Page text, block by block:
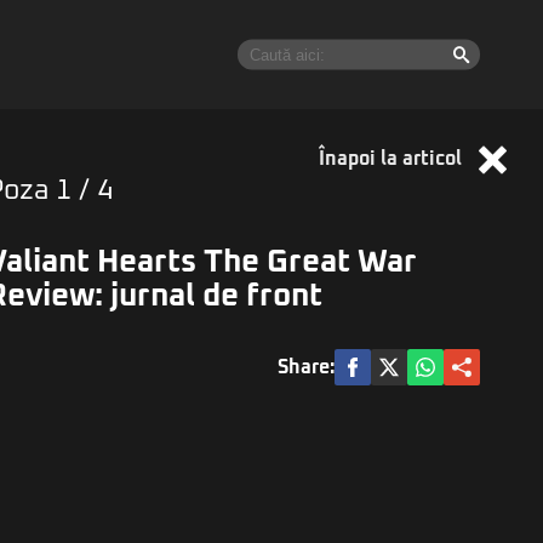
Înapoi la articol
1 / 4
Hearts The Great War
jurnal de front
Share: